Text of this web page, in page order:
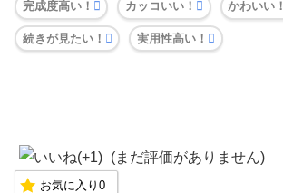
完成度高い！ カッコいい！ かわいい！
続きが見たい！ 実用性高い！
(まだ評価がありません)
お気に入り 0